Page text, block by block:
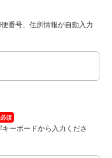
番号、住所情報が自動入力
必須
ーボードから入力くださ